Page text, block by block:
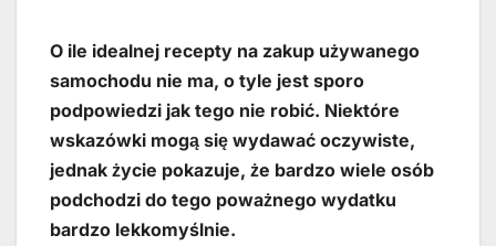
O ile idealnej recepty na zakup używanego
samochodu nie ma, o tyle jest sporo
podpowiedzi jak tego nie robić. Niektóre
wskazówki mogą się wydawać oczywiste,
jednak życie pokazuje, że bardzo wiele osób
podchodzi do tego poważnego wydatku
bardzo lekkomyślnie.